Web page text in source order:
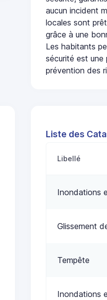
aucun incident
locales sont
grâce à une
Les habitants
sécurité est une
prévention des
Liste des
Libellé
Inondations
Glissement
Tempête
Inondations